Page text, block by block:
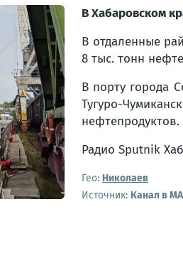
В Хабаровском
В отдаленные
8 тыс. тонн
В порту города
Тугуро-
нефтепродуктов.
Радио Sputnik
Гео: Николаев
Источник: Канал в